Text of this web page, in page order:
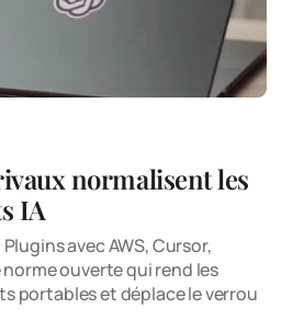
normalisent les
IA
avec AWS, Cursor,
ouverte qui rend les
portables et déplace le verrou